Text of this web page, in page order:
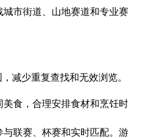
城市街道、山地赛道和专业赛
减少重复查找和无效浏览。
美食，合理安排食材和烹饪时
与联赛、杯赛和实时匹配。游